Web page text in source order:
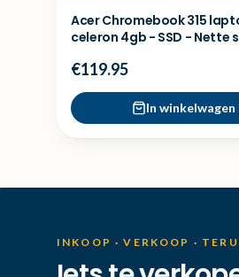
Acer Chromebook 315
celeron 4gb - SSD - Nette
€119.95
In winkelwagen
INKOOP · VERKOOP ·